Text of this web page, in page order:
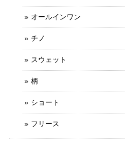
オールインワン
チノ
スウェット
柄
ショート
フリース